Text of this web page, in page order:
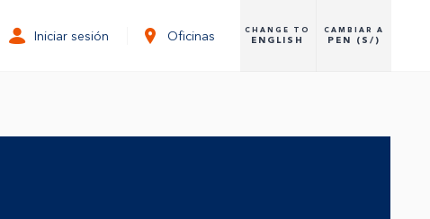
Iniciar sesión Oficinas CHANGE TO
ENGLISH
CAMBIAR A
PEN (S/)